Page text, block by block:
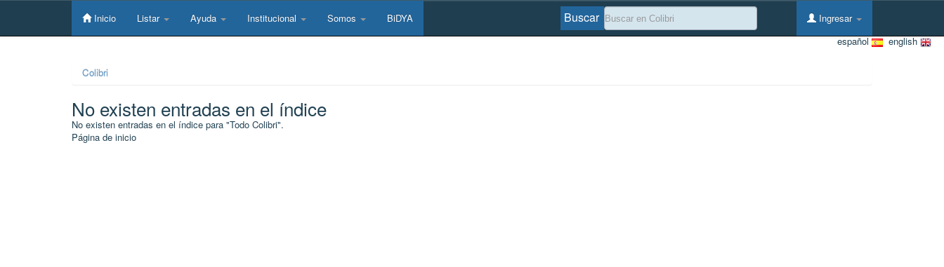
Skip
Inicio Listar Ayuda Institucional Somos BiDYA Ingresar
Buscar
english
español
Colibri
No existen entradas en el índice
No existen entradas en el índice para "Todo Colibri".
Página de inicio